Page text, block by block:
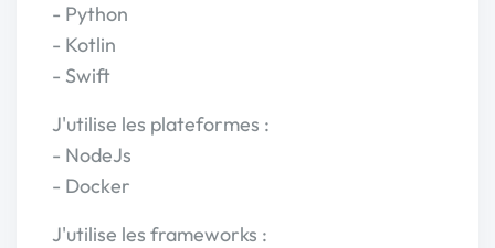
- Python
- Kotlin
- Swift
J'utilise les plateformes :
- NodeJs
- Docker
J'utilise les frameworks :